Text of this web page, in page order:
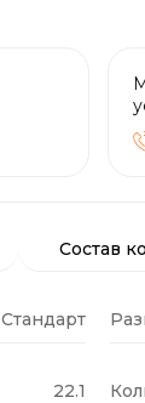
Состав
Стандарт
22.1